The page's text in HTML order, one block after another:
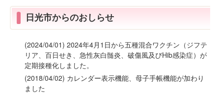
日光市からのおしらせ
(2024/04/01) 2024年4月1日から五種混合ワクチン（ジフテ
リア、百日せき、急性灰白髄炎、破傷風及びHib感染症）が
定期接種化しました。
(2018/04/02) カレンダー表示機能、母子手帳機能が加わり
ました